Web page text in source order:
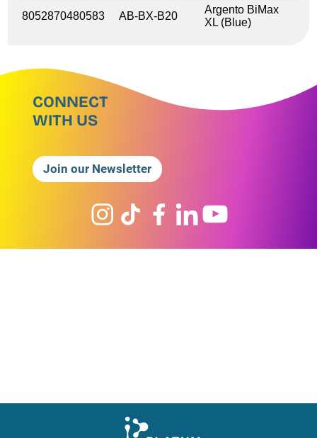
8052870480583 AB-BX-B20
Argento BiMax
XL (Blue)
CONNECT
WITH US
Join our Newsletter